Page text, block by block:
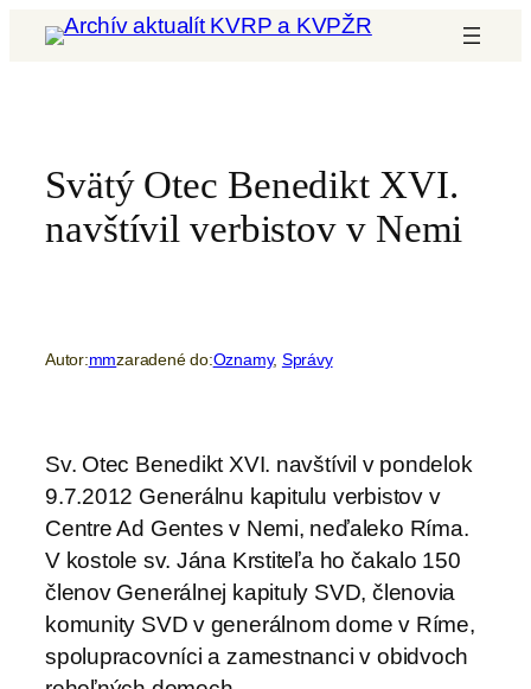
Prejsť
Svätý Otec Benedikt XVI.
navštívil verbistov v Nemi
Autor:mmzaradené do:Oznamy, Správy
Sv. Otec Benedikt XVI. navštívil v pondelok
9.7.2012 Generálnu kapitulu verbistov v
Centre Ad Gentes v Nemi, neďaleko Ríma.
V kostole sv. Jána Krstiteľa ho čakalo 150
členov Generálnej kapituly SVD, členovia
komunity SVD v generálnom dome v Ríme,
spolupracovníci a zamestnanci v obidvoch